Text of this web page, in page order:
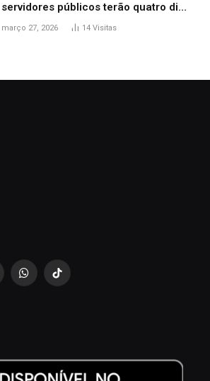
servidores públicos terão quatro dias
de folga na Semana Santa
março 27, 2026 14 Visitas
WhatsAppTikTok